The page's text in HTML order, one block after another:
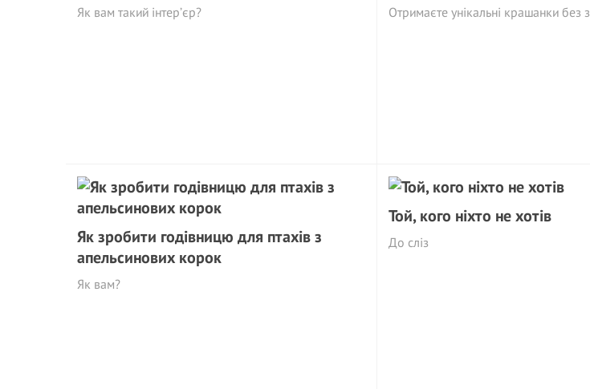
Як вам такий інтер’єр? Отримаєте унікальні крашанки без
Як зробити годівницю для птахів з
апельсинових корок
Як вам?
Той, кого ніхто не хотів
До сліз